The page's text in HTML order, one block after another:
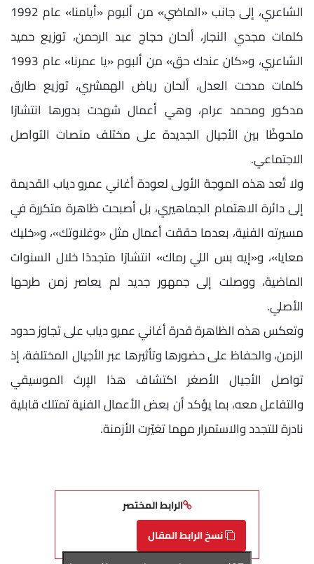
الشاعري، إلى جانب «الماضي» من ألبوم «أيامنا» عام 1992
كلمات مجدي النجار، ألحان حجاج عبد الرحمن، توزيع حميد
الشاعري، و«كان عندك حق» من ألبوم «يا عمرنا» عام 1993
كلمات مدحت العدل، ألحان رياض الهمشري، توزيع طارق
مدكور ومحمد عرام، وهي أعمال شهدت بدورها انتشارًا
ملحوظًا بين الأجيال الجديدة على مختلف منصات التواصل
الاجتماعي.
ولا تُعد هذه الموجة الأولى لعودة أغاني عمرو دياب القديمة
إلى دائرة الاهتمام الجماهيري، بل أصبحت ظاهرة متكررة في
مسيرته الفنية، بعدما حققت أعمال مثل «وغلاوتك»، و«خليك
معايا»، و«إيه بس اللي رماك» انتشارًا متجددًا خلال السنوات
الماضية، ووصلت إلى جمهور جديد لم يعاصر زمن طرحها
الأصلي.
وتعكس هذه الظاهرة قدرة أغاني عمرو دياب على تجاوز حدود
الزمن، والحفاظ على حضورها وتأثيرها عبر الأجيال المختلفة، إذ
تواصل الأجيال الأصغر اكتشاف هذا الإرث الموسيقي
والتفاعل معه، بما يؤكد أن بعض الأعمال الفنية تمتلك قابلية
نادرة للتجدد والاستمرار مهما تغيّرت الأزمنة.
الرابط المختصر
نسخ الرابط المقال